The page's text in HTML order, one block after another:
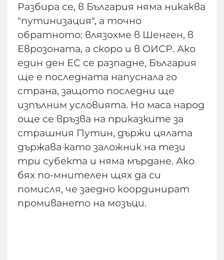
Разбира се, в България няма никаква
"путинизация", а точно
обратното: влязохме в Шенген, в
Еврозоната, а скоро и в ОИСР. Ако
един ден ЕС се разпадне, България
ще е последната напуснала го
страна, защото последни ще
изпълним условията. Но маса народ
още се връзва на приказките за
страшния Путин, държи цялата
държава като заложник на тези
три субекта и няма мърдане. Ако
бях по-мнителен щях да си
помисля, че заедно координират
промиването на мозъци.